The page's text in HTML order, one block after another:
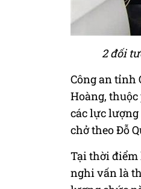
2 đối
Công an tỉnh
Hoàng,
các lực lượng
chở theo Đỗ
Tại thời điểm
nghi vấn là